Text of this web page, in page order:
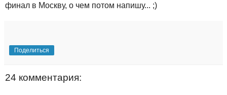
финал в Москву, о чем потом напишу... ;)
Поделиться
24 комментария: